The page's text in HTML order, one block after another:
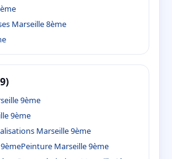
Marseille 8ème
9ème
9ème
Marseille 9ème
Peinture Marseille 9ème